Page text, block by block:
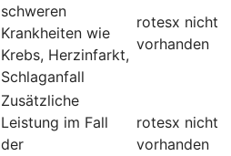
schweren
Krankheiten wie
Krebs, Herzinfarkt,
Schlaganfall
rotesx nicht
vorhanden
Zusätzliche
Leistung im Fall
der
rotesx nicht
vorhanden